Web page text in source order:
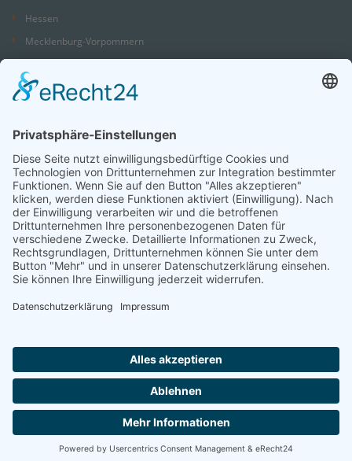
Hessen
Mecklenburg-Vorpommern
Niedersachsen
Nordrhein-Westfalen
Saarland
Sachsen
Sachsen-Anhalt
Schleswig-Holstein
Thüringen
Informationen für Anbieter Nutzungsbedingungen
Datenschutz